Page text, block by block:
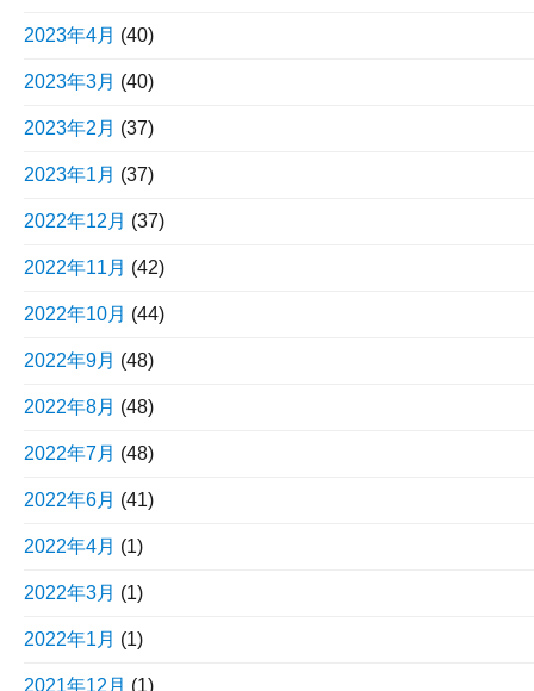
2023年4月 (40)
2023年3月 (40)
2023年2月 (37)
2023年1月 (37)
2022年12月 (37)
2022年11月 (42)
2022年10月 (44)
2022年9月 (48)
2022年8月 (48)
2022年7月 (48)
2022年6月 (41)
2022年4月 (1)
2022年3月 (1)
2022年1月 (1)
2021年12月 (1)